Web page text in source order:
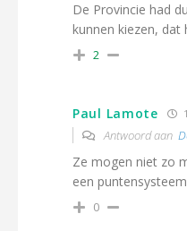
De Provincie had
kunnen kiezen, dat
2
Paul Lamote
Antwoord aan
Ze mogen niet zo
een
0